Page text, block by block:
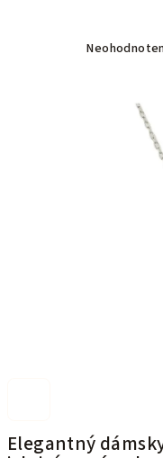
Elegantný
Priemerné